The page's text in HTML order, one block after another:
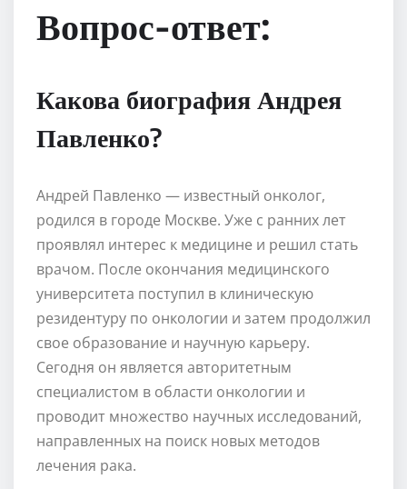
Вопрос-ответ:
Какова биография Андрея
Павленко?
Андрей Павленко — известный онколог,
родился в городе Москве. Уже с ранних лет
проявлял интерес к медицине и решил стать
врачом. После окончания медицинского
университета поступил в клиническую
резидентуру по онкологии и затем продолжил
свое образование и научную карьеру.
Сегодня он является авторитетным
специалистом в области онкологии и
проводит множество научных исследований,
направленных на поиск новых методов
лечения рака.